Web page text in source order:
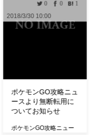
0 0
2018/3/29 09:33
【ポケモンGO】コミ
ュニティイベント終
了後に色違いフシギ
【レアポケモン】